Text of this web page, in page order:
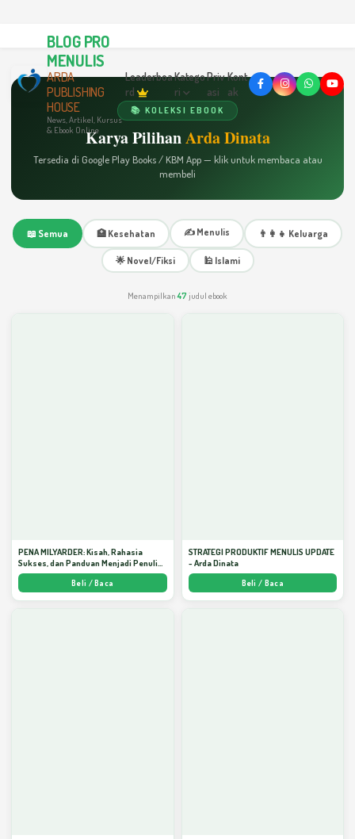
BLOG PRO
MENULIS
ARDA
PUBLISHING
HOUSE
News, Artikel, Kursus
& Ebook Online
Leaderboa
rd
Katego
ri
Priv
asi
Kont
ak
📚 KOLEKSI EBOOK
Karya PilihanArda Dinata
Tersedia di Google Play Books / KBM App — klik untuk membaca atau
membeli
📖 Semua 🏥 Kesehatan ✍️ Menulis 👨‍👩‍👧 Keluarga
🌟 Novel/Fiksi 🕌 Islami
Menampilkan47 judul ebook
PENA MILYARDER: Kisah, Rahasia
Sukses, dan Panduan Menjadi Penulis 1
Milyar di KBM App dari Nol - Arda Dinata
Beli / Baca
STRATEGI PRODUKTIF MENULIS UPDATE
- Arda Dinata
Beli / Baca